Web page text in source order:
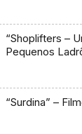
“Shoplifters –
Pequenos
“Surdina” –